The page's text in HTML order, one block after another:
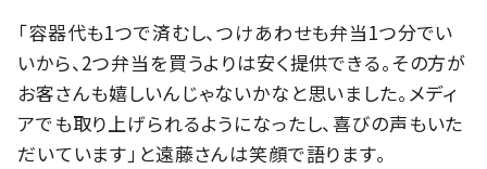
「容器代も1つで済むし、つけあわせも弁当1つ分でい
いから、2つ弁当を買うよりは安く提供できる。その方が
お客さんも嬉しいんじゃないかなと思いました。メディ
アでも取り上げられるようになったし、喜びの声もいた
だいています」と遠藤さんは笑顔で語ります。